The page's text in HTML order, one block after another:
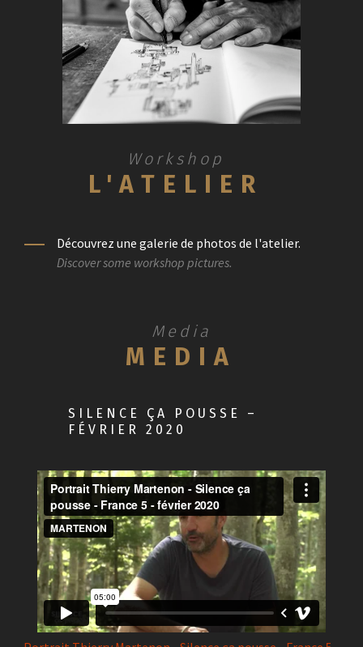
Workshop
L'ATELIER
Découvrez une galerie de photos de l'atelier.
Discover some workshop pictures.
Media
MEDIA
SILENCE ÇA POUSSE –
FÉVRIER 2020